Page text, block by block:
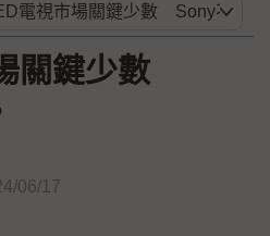
關鍵少數
06/17